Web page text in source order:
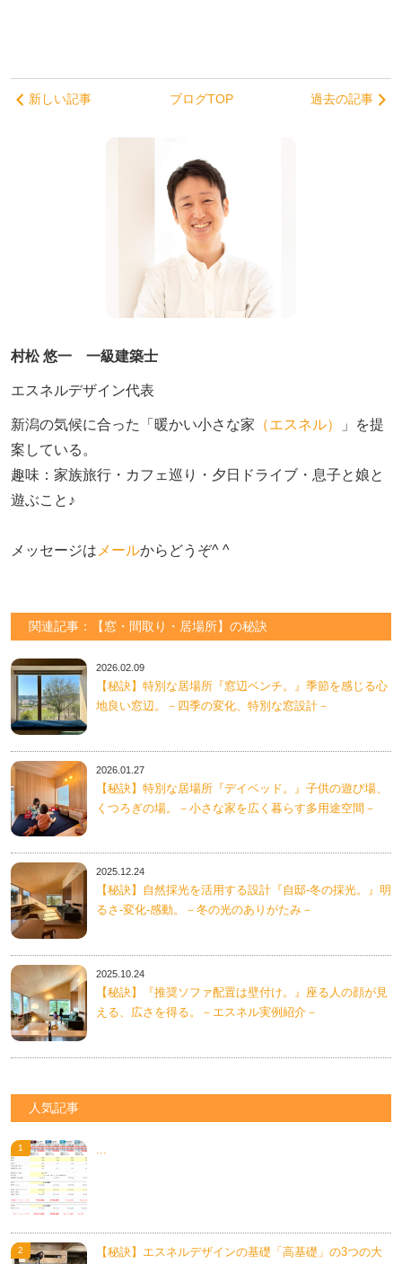
新しい記事 ブログTOP 過去の記事
村松 悠一 一級建築士
エスネルデザイン代表
新潟の気候に合った「暖かい小さな家 （エスネル）
」を提
案している。
趣味：家族旅行・カフェ巡り・夕日ドライブ・息子と娘と
遊ぶこと♪
メッセージは メールからどうぞ^ ^
関連記事：【窓・間取り・居場所】の秘訣
2026.02.09
【秘訣】特別な居場所『窓辺ベンチ。』季節を感じる心
地良い窓辺。－四季の変化、特別な窓設計－
2026.01.27
【秘訣】特別な居場所『デイベッド。』子供の遊び場、
くつろぎの場。－小さな家を広く暮らす多用途空間－
2025.12.24
【秘訣】自然採光を活用する設計『自邸-冬の採光。』明
るさ-変化-感動。－冬の光のありがたみ－
2025.10.24
【秘訣】『推奨ソファ配置は壁付け。』座る人の顔が見
える、広さを得る。－エスネル実例紹介－
人気記事
...
【秘訣】エスネルデザインの基礎「高基礎」の3つの大